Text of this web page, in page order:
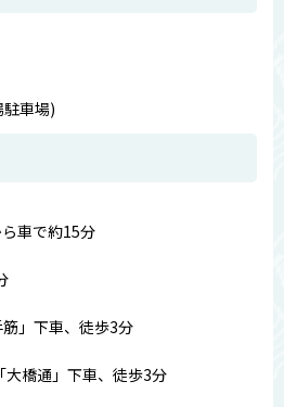
車場)
車で約15分
」下車、徒歩3分
大橋通」下車、徒歩3分